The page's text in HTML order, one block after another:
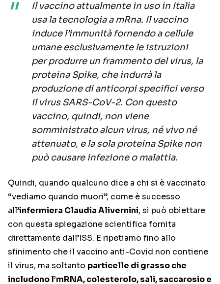
Il vaccino attualmente in uso in Italia
usa la tecnologia a mRna. Il vaccino
induce l’immunità fornendo a cellule
umane esclusivamente le istruzioni
per produrre un frammento del virus, la
proteina Spike, che indurrà la
produzione di anticorpi specifici verso
il virus SARS-CoV-2. Con questo
vaccino, quindi, non viene
somministrato alcun virus, né vivo né
attenuato, e la sola proteina Spike non
può causare infezione o malattia.
Quindi, quando qualcuno dice a chi si è vaccinato
“vediamo quando muori”, come è successo
all’infermiera Claudia Alivernini, si può obiettare
con questa spiegazione scientifica fornita
direttamente dall’ISS. E ripetiamo fino allo
sfinimento che il vaccino anti-Covid non contiene
il virus, ma soltanto particelle di grasso che
includono l’mRNA, colesterolo, sali, saccarosio e